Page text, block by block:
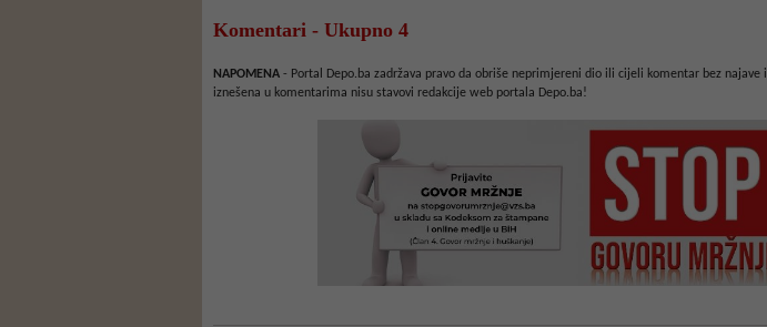
Komentari - Ukupno 4
NAPOMENA - Portal Depo.ba zadržava pravo da obriše neprimjereni dio ili cijeli komentar bez najave
iznešena u komentarima nisu stavovi redakcije web portala Depo.ba!